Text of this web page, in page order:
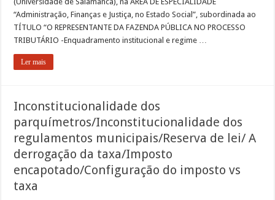
“Administração, Finanças e Justiça, no Estado Social”, subordinada ao
TÍTULO “O REPRESENTANTE DA FAZENDA PÚBLICA NO PROCESSO
TRIBUTÁRIO -Enquadramento institucional e regime …
Ler mais
Inconstitucionalidade dos
parquímetros/Inconstitucionalidade dos
regulamentos municipais/Reserva de lei/ A
derrogação da taxa/Imposto
encapotado/Configuração do imposto vs
taxa